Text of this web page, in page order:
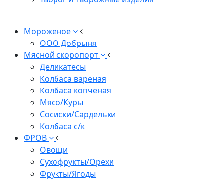
Мороженое
ООО Добрыня
Мясной скоропорт
Деликатесы
Колбаса вареная
Колбаса копченая
Мясо/Куры
Сосиски/Сардельки
Колбаса с/к
ФРОВ
Овощи
Сухофрукты/Орехи
Фрукты/Ягоды